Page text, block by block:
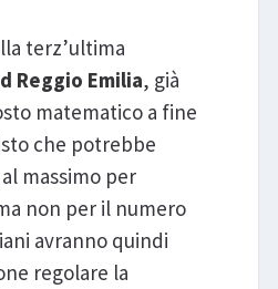
terz’ultima
Reggio Emilia, già
matematico a fine
che potrebbe
massimo per
non per il numero
avranno quindi
regolare la